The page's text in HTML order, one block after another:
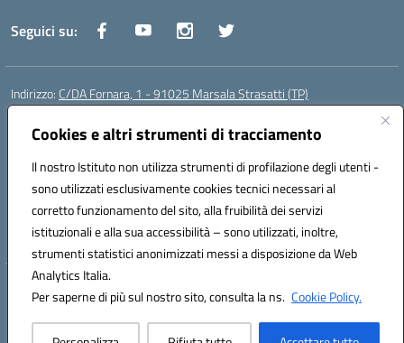
Cookies e altri strumenti di tracciamento
Il nostro Istituto non utilizza strumenti di profilazione degli utenti -
sono utilizzati esclusivamente cookies tecnici necessari al
corretto funzionamento del sito, alla fruibilità dei servizi
istituzionali e alla sua accessibilità – sono utilizzati, inoltre,
strumenti statistici anonimizzati messi a disposizione da Web
Analytics Italia.
Per saperne di più sul nostro sito, consulta la ns. Cookie Policy.
Seguici su:
Indirizzo: C/DA Fornara, 1 - 91025 Marsala Strasatti (TP)
Centralino:
Posta elettronica certificata (PEC):tpic81600v@pec.istruzione.it
Codice fiscale: 82006360810
Codice meccanografico:TPIC81600V
Codice Indice delle Pubbliche Amministrazioni (IPA): istsc_tpic81600v
Codice unico di fatturazione (CUF): UFODYY
Hosting & Powered by 3D Solution S.r.l.
Concept & Design by Designers Italia